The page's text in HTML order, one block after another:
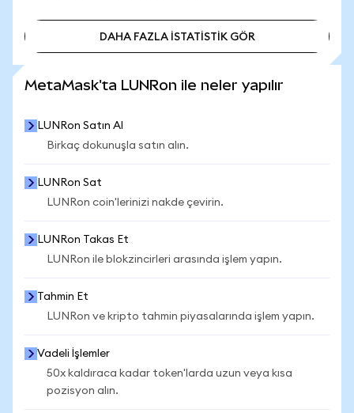
DAHA FAZLA İSTATİSTİK GÖR
MetaMask'ta LUNRon ile neler yapılır
LUNRon Satın Al
Birkaç dokunuşla satın alın.
LUNRon Sat
LUNRon coin'lerinizi nakde çevirin.
LUNRon Takas Et
LUNRon ile blokzincirleri arasında işlem yapın.
Tahmin Et
LUNRon ve kripto tahmin piyasalarında işlem yapın.
Vadeli İşlemler
50x kaldıraca kadar token'larda uzun veya kısa
pozisyon alın.